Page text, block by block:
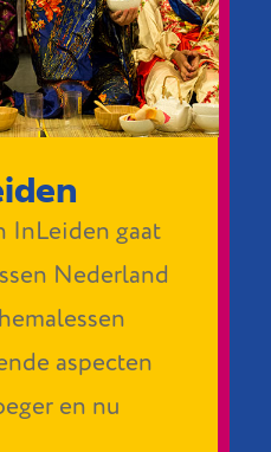
InLeiden gaat
Nederland
aspecten
en nu